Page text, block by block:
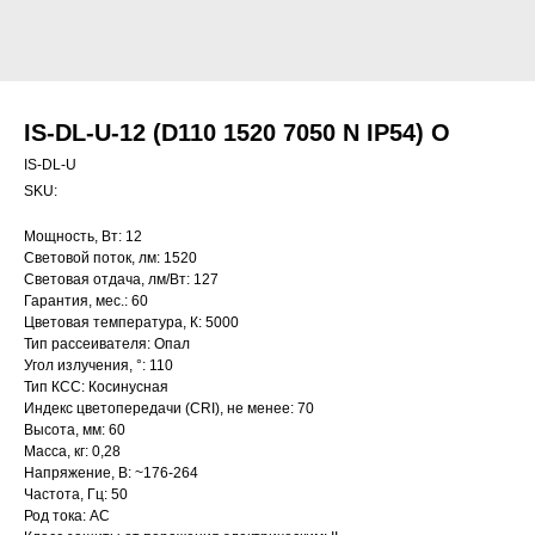
IS-DL-U-12 (D110 1520 7050 N IP54) O
IS-DL-U
SKU:
Мощность, Вт: 12
Световой поток, лм: 1520
Световая отдача, лм/Вт: 127
Гарантия, мес.: 60
Цветовая температура, К: 5000
Тип рассеивателя: Опал
Угол излучения, °: 110
Тип КСС: Косинусная
Индекс цветопередачи (CRI), не менее: 70
Высота, мм: 60
Масса, кг: 0,28
Напряжение, В: ~176-264
Частота, Гц: 50
Род тока: AC